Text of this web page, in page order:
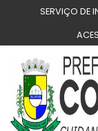
SERVIÇO DE